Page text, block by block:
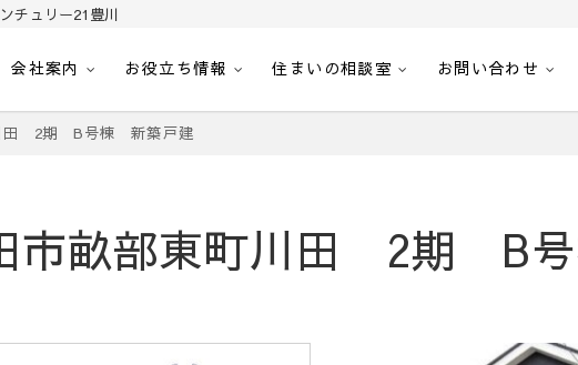
チュリー21豊川
探し｜センチュリー21豊川
会社案内 お役立ち情報 住まいの相談室 お問い合わせ
田 2期 B号棟 新築戸建
市畝部東町川田 2期 B